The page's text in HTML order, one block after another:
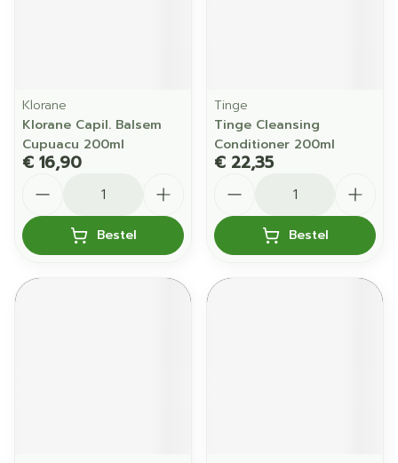
Klorane
Klorane Capil. Balsem
Cupuacu 200ml
€ 16,90
Bestel
Tinge
Tinge Cleansing
Conditioner 200ml
€ 22,35
Bestel